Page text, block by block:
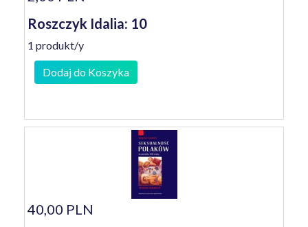
Roszczyk Idalia: 10
1 produkt/y
Dodaj do Koszyka
40,00 PLN